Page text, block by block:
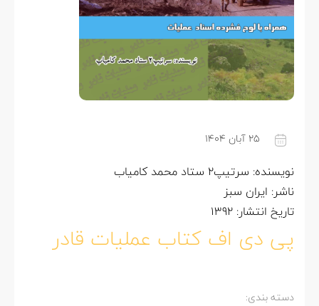
۲۵ آبان ۱۴۰۴
نویسنده: سرتیپ2 ستاد محمد کامیاب
ناشر: ایران سبز
تاریخ انتشار: 1392
پی دی اف کتاب عملیات قادر
دسته بندی: